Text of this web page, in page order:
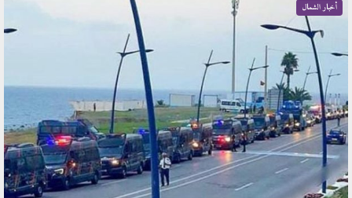
أخبار الشمال